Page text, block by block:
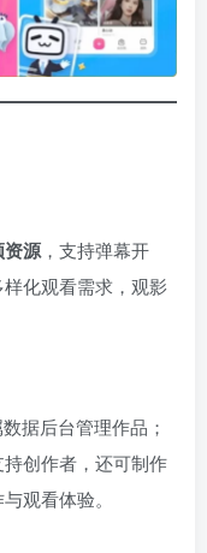
源，支持弹幕开
化观看需求，观影
据后台管理作品；
创作者，还可制作
观看体验。